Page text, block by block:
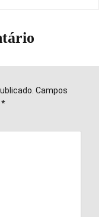
Campos
*